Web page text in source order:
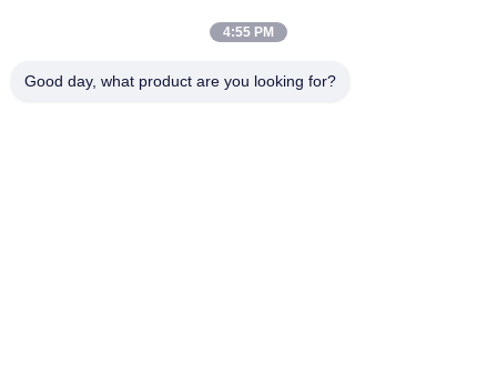
私たちのニュースレター
4:55 PM
Good day, what product are you looking for?